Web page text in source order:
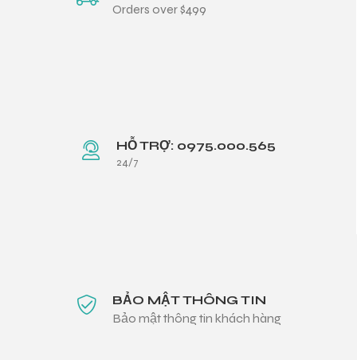
Orders over $499
HỖ TRỢ: 0975.000.565
24/7
BẢO MẬT THÔNG TIN
Bảo mật thông tin khách hàng